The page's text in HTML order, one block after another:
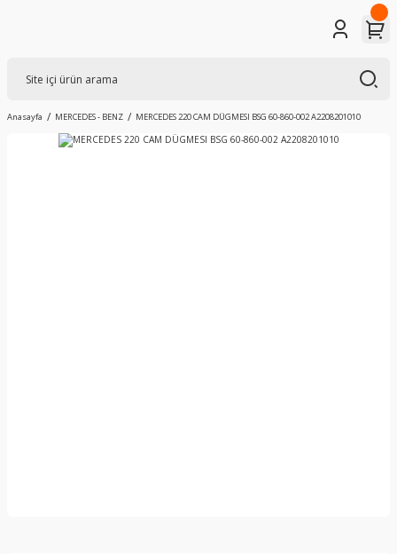
Anasayfa MERCEDES - BENZ MERCEDES 220 CAM DÜGMESI BSG 60-860-002 A2208201010